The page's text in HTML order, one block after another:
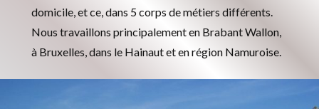
domicile, et ce, dans 5 corps de métiers différents.
Nous travaillons principalement en Brabant Wallon,
à Bruxelles, dans le Hainaut et en région Namuroise.